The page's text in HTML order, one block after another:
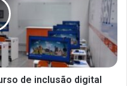
de inclusão digital